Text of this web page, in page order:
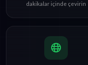
dakikalar içinde çevirin